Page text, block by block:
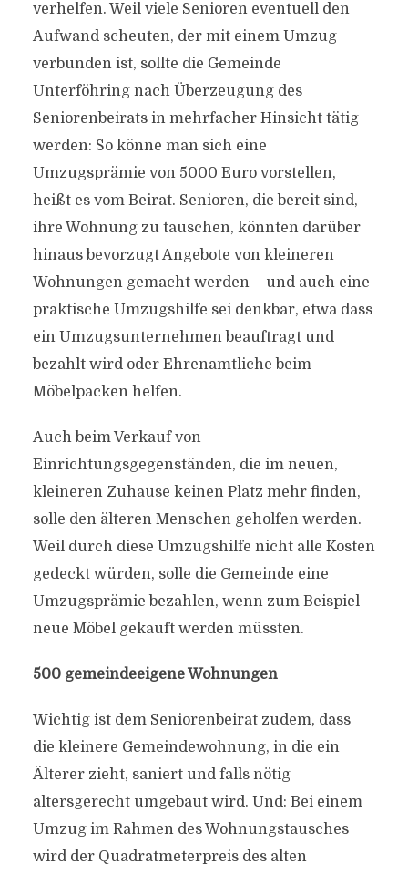
verhelfen. Weil viele Senioren eventuell den
Aufwand scheuten, der mit einem Umzug
verbunden ist, sollte die Gemeinde
Unterföhring nach Überzeugung des
Seniorenbeirats in mehrfacher Hinsicht tätig
werden: So könne man sich eine
Umzugsprämie von 5000 Euro vorstellen,
heißt es vom Beirat. Senioren, die bereit sind,
ihre Wohnung zu tauschen, könnten darüber
hinaus bevorzugt Angebote von kleineren
Wohnungen gemacht werden – und auch eine
praktische Umzugshilfe sei denkbar, etwa dass
ein Umzugsunternehmen beauftragt und
bezahlt wird oder Ehrenamtliche beim
Möbelpacken helfen.
Auch beim Verkauf von
Einrichtungsgegenständen, die im neuen,
kleineren Zuhause keinen Platz mehr finden,
solle den älteren Menschen geholfen werden.
Weil durch diese Umzugshilfe nicht alle Kosten
gedeckt würden, solle die Gemeinde eine
Umzugsprämie bezahlen, wenn zum Beispiel
neue Möbel gekauft werden müssten.
500 gemeindeeigene Wohnungen
Wichtig ist dem Seniorenbeirat zudem, dass
die kleinere Gemeindewohnung, in die ein
Älterer zieht, saniert und falls nötig
altersgerecht umgebaut wird. Und: Bei einem
Umzug im Rahmen des Wohnungstausches
wird der Quadratmeterpreis des alten